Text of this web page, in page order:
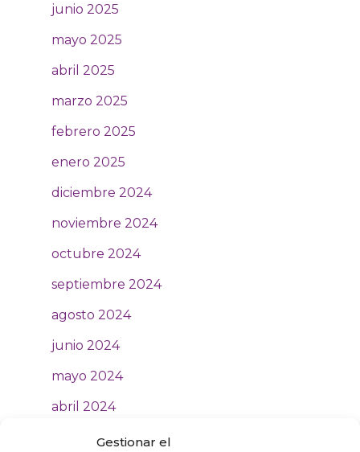
Gestionar el
junio 2025
mayo 2025
abril 2025
marzo 2025
febrero 2025
enero 2025
diciembre 2024
noviembre 2024
octubre 2024
septiembre 2024
agosto 2024
junio 2024
mayo 2024
abril 2024
marzo 2024